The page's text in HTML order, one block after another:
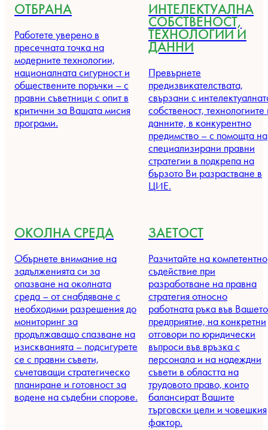
ОТБРАНА
Работете уверено в
пресечната точка на
модерните технологии,
националната сигурност и
обществените поръчки – с
правни съветници с опит в
критични за Вашата мисия
програми.
ИНТЕЛЕКТУАЛНА
СОБСТВЕНОСТ,
ТЕХНОЛОГИИ И
ДАННИ
Превърнете
предизвикателствата,
свързани с
собственост, технологиите
данните, в конкурентно
предимство – с помощта на
специализирани правни
стратегии в подкрепа на
бързото Ви разрастване в
ЦИЕ.
ОКОЛНА СРЕДА
Обърнете внимание на
задълженията си за
опазване на околната
среда – от снабдяване с
необходими разрешения до
мониторинг за
продължаващо спазване на
изискванията – подсигурете
се с правни съвети,
съчетаващи стратегическо
планиране и готовност за
водене на съдебни спорове.
ЗАЕТОСТ
Разчитайте на компетентно
съдействие при
разработване на правна
стратегия относно
работната ръка във Вашето
предприятие, на конкретни
отговори по юридически
въпроси във връзка с
персонала и на надеждни
съвети в областта на
трудовото право, които
балансират Вашите
търговски цели и човешкия
фактор.